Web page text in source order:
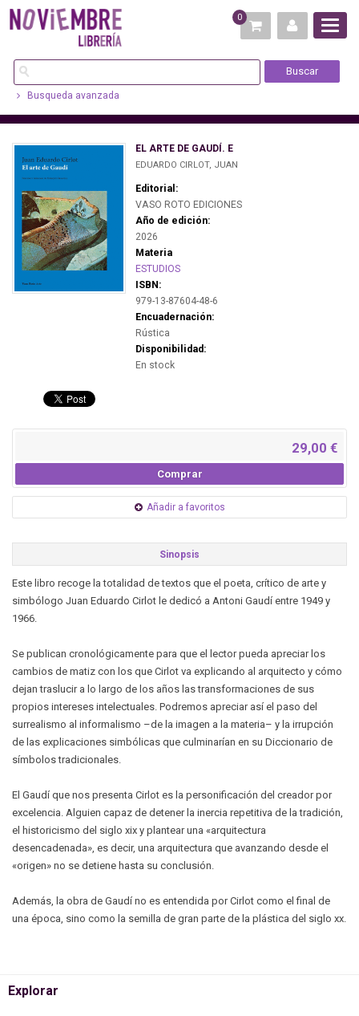
0
Busqueda avanzada
EL ARTE DE GAUDÍ. E
EDUARDO CIRLOT, JUAN
Editorial:
VASO ROTO EDICIONES
Año de edición:
2026
Materia
ESTUDIOS
ISBN:
979-13-87604-48-6
Encuadernación:
Rústica
Disponibilidad:
En stock
29,00 €
Comprar
Añadir a favoritos
Sinopsis
Este libro recoge la totalidad de textos que el poeta, crítico de arte y
simbólogo Juan Eduardo Cirlot le dedicó a Antoni Gaudí entre 1949 y
1966.
Se publican cronológicamente para que el lector pueda apreciar los
cambios de matiz con los que Cirlot va explicando al arquitecto y cómo
dejan traslucir a lo largo de los años las transformaciones de sus
propios intereses intelectuales. Podremos apreciar así el paso del
surrealismo al informalismo –de la imagen a la materia– y la irrupción
de las explicaciones simbólicas que culminarían en su Diccionario de
símbolos tradicionales.
El Gaudí que nos presenta Cirlot es la personificación del creador por
excelencia. Alguien capaz de detener la inercia repetitiva de la tradición,
el historicismo del siglo xix y plantear una «arquitectura
desencadenada», es decir, una arquitectura que avanzando desde el
«origen» no se detiene hasta su conclusión.
Además, la obra de Gaudí no es entendida por Cirlot como el final de
una época, sino como la semilla de gran parte de la plástica del siglo xx.
Explorar